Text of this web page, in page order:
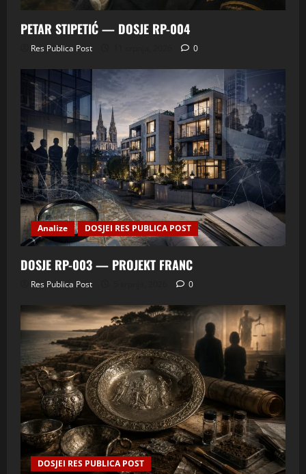
PETAR STIPETIĆ — DOSJE RP-004
Res Publica Post 0
Analize DOSJEI RES PUBLICA POST
DOSJE RP-003 — PROJEKT FRANC
Res Publica Post 0
DOSJEI RES PUBLICA POST